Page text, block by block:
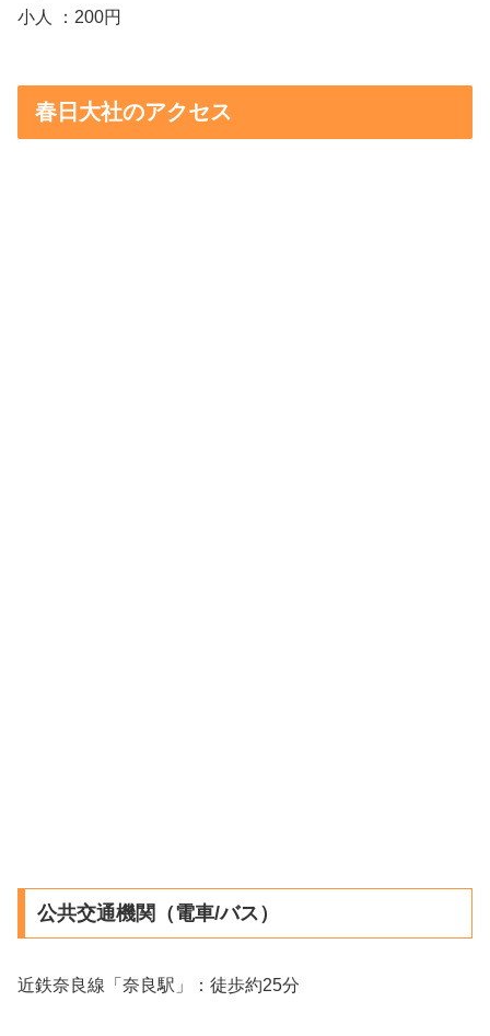
小人 ：200円
春日大社のアクセス
公共交通機関（電車/バス）
近鉄奈良線「奈良駅」：徒歩約25分